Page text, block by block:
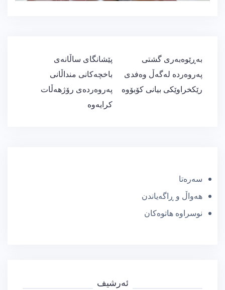
ڕێدۆزیی
بابەت
پێشانگای ساڵانەی
باخچەكانی منداڵانی
پەروەردەی رۆژهەڵات
کرایەوە
بەڕێوەبەری گشتی
پەروەردە لەگەڵ وەفدی
رێكخراوێكی بیانی كۆبۆوە
سەرەتا
هەواڵ و ڕاگەیاندن
نوسراوە هاتوەکان
ئەرشیف